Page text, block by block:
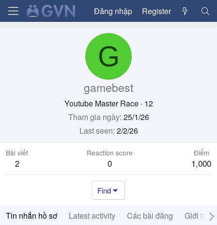
Đăng nhập Register
G
gamebest
Youtube Master Race · 12
Tham gia ngày 25/1/26
Last seen 2/2/26
Bài viết
2
Reaction score
0
Điểm
1,000
Find
Tin nhắn hồ sơ Latest activity Các bài đăng Giới thiệu